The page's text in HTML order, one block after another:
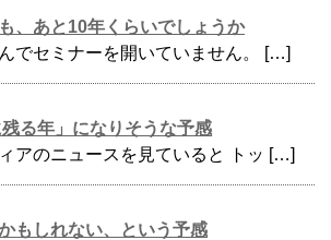
、あと10年くらいでしょうか
でセミナーを開いていません。 […]
る年」になりそうな予感
アのニュースを見ていると トッ […]
もしれない、という予感